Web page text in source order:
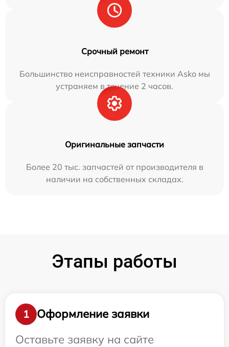
Срочный ремонт
Большинство неисправностей техники Asko мы
устраняем в течение 2 часов.
Оригинальные запчасти
Более 20 тыс. запчастей от производителя в
наличии на собственных складах.
Этапы работы
1
Оформление заявки
Оставьте заявку на сайте